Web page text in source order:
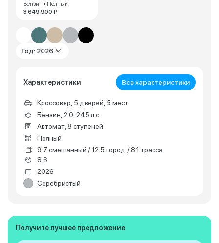
Бензин • Полный
3 649 900 ₽
Год: 2026
Характеристики Все характеристики
Кроссовер, 5 дверей, 5 мест
Бензин, 2.0, 245 л.с.
Автомат, 8 ступеней
Полный
9.7 смешанный / 12.5 город / 8.1 трасса
8.6
2026
Серебристый
Получите лучшее предложение